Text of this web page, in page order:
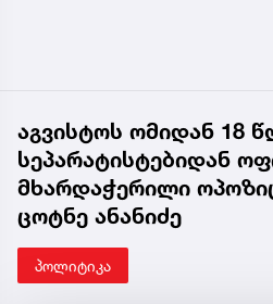
აგვისტოს ომიდან 18
სეპარატისტებიდან
მხარდაჭერილი
ცოტნე ანანიძე
პოლიტიკა